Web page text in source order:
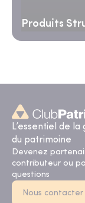
Produits
L’essentiel de
du patrimoine
Devenez
contributeur ou
questions
Nous contacter